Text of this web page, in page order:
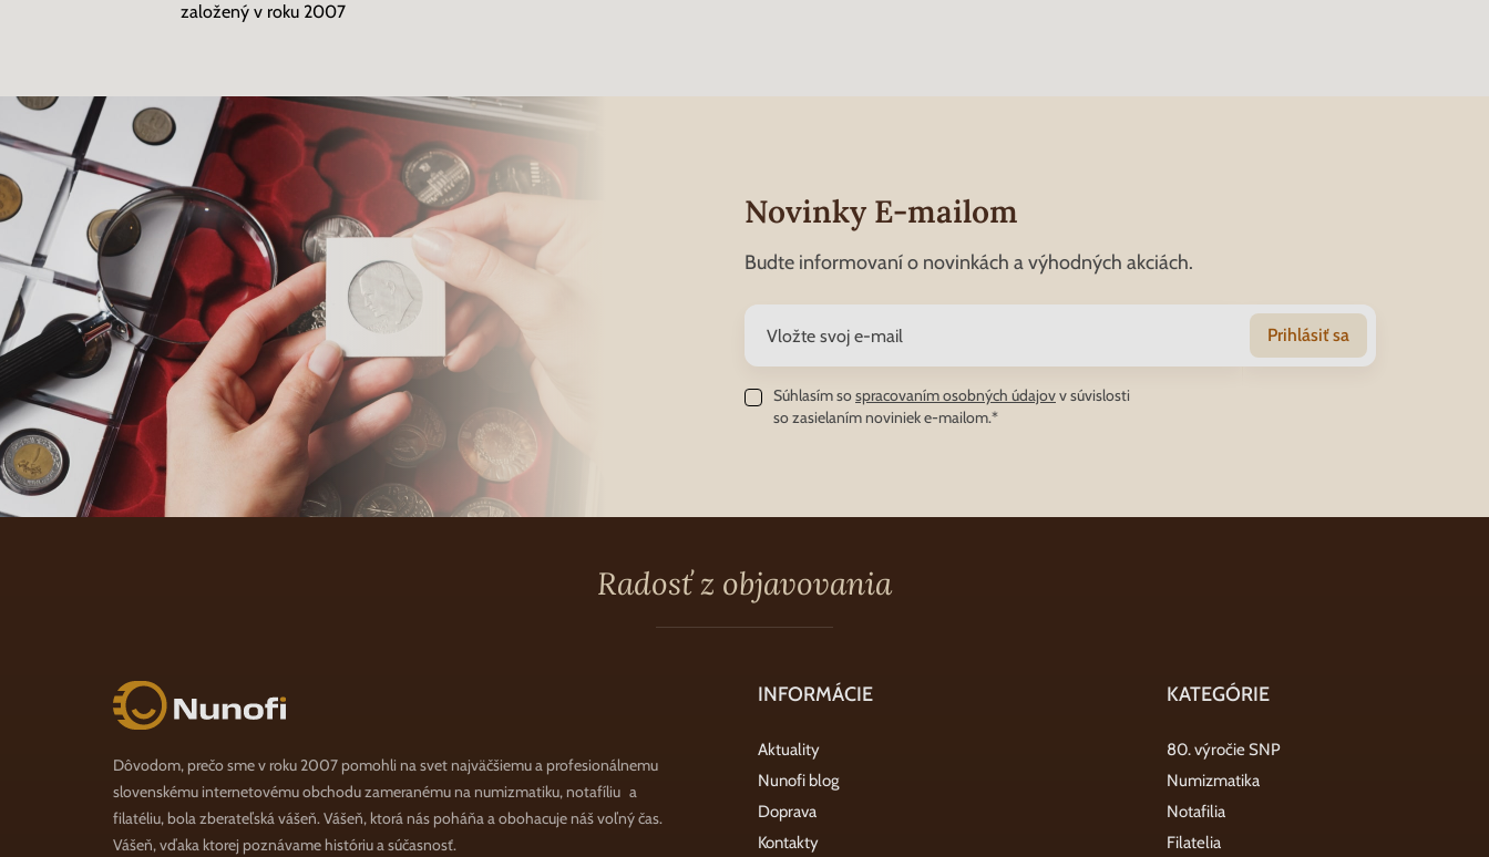
založený v roku 2007
Novinky E-mailom
Budte informovaní o novinkách a výhodných akciách.
Prihlásiť sa
Súhlasím sospracovaním osobných údajovv súvislosti
so zasielaním noviniek e-mailom.*
Radosť z objavovania
Nunofi.sk
Dôvodom, prečo sme v roku 2007 pomohli na svet najväčšiemu a profesionálnemu
slovenskému internetovému obchodu zameranému na numizmatiku, notafíliu a
filatéliu, bola zberateľská vášeň. Vášeň, ktorá nás poháňa a obohacuje náš voľný čas.
Vášeň, vďaka ktorej poznávame históriu a súčasnosť.
INFORMÁCIE
Aktuality
Nunofi blog
Doprava
Kontakty
KATEGÓRIE
80. výročie SNP
Numizmatika
Notafilia
Filatelia